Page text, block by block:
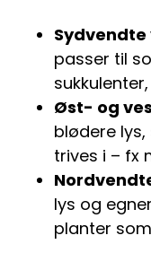
passer til
Øst- og
blødere
trives i – fx
lys og
planter